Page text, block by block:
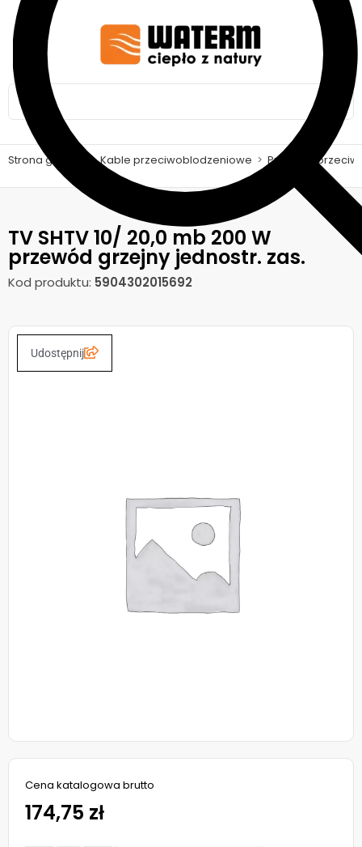
Strona główna > Kable przeciwoblodzeniowe > Przewód
TV SHTV 10/ 20,0 mb 200 W
przewód grzejny jednostr. zas.
Kod produktu: 5904302015692
Udostępnij
Cena katalogowa brutto
174,75 zł